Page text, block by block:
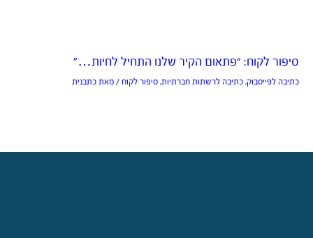
סיפור לקוח: “פתאום הקיר שלנו התחיל לחיות…”
כתיבה לפייסבוק, כתיבה לרשתות חברתיות, סיפור לקוח / מאת כתבנית